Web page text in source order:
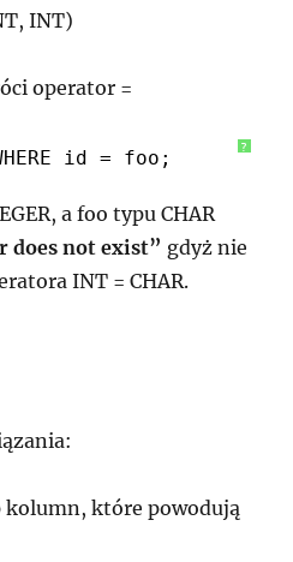
INT)
operator =
?
id = foo;
a foo typu CHAR
does not exist” gdyż nie
INT = CHAR.
kolumn, które powodują